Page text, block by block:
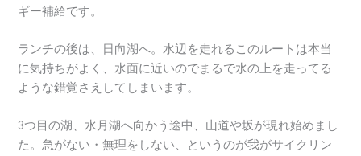
ギー補給です。
ランチの後は、日向湖へ。水辺を走れるこのルートは本当
に気持ちがよく、水面に近いのでまるで水の上を走ってる
ような錯覚さえしてしまいます。
3つ目の湖、水月湖へ向かう途中、山道や坂が現れ始めまし
た。急がない・無理をしない、というのが我がサイクリン